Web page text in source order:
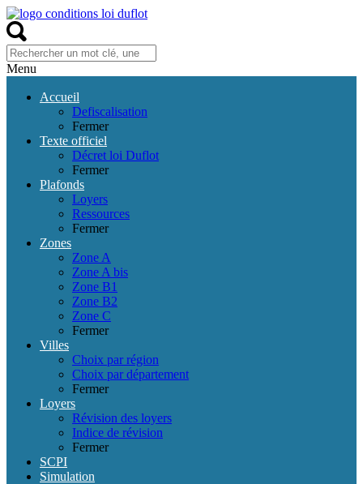
Menu
Accueil
Defiscalisation
Fermer
Texte officiel
Décret loi Duflot
Fermer
Plafonds
Loyers
Ressources
Fermer
Zones
Zone A
Zone A bis
Zone B1
Zone B2
Zone C
Fermer
Villes
Choix par région
Choix par département
Fermer
Loyers
Révision des loyers
Indice de révision
Fermer
SCPI
Simulation